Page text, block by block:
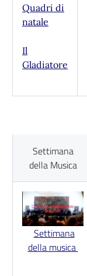
Quadri di
natale
Il
Gladiatore
Settimana
della Musica
Settimana
della musica